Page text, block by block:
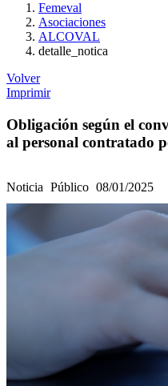
Femeval
Asociaciones
ALCOVAL
detalle_notica
Volver
Imprimir
Obligación según el
al personal contratado
Noticia Público 08/01/2025